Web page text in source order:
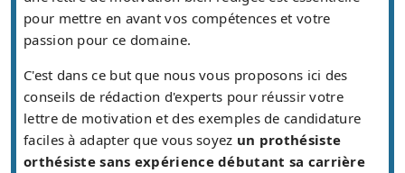
pour mettre en avant vos compétences et votre
passion pour ce domaine.
C'est dans ce but que nous vous proposons ici des
conseils de rédaction d'experts pour réussir votre
lettre de motivation et des exemples de candidature
faciles à adapter que vous soyez un prothésiste
orthésiste sans expérience débutant sa carrière